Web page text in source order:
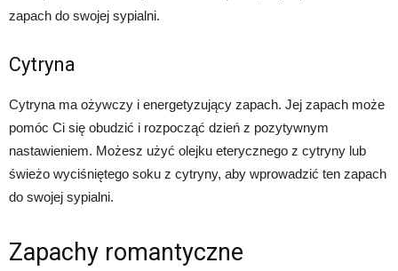
zapach do swojej sypialni.
Cytryna
Cytryna ma ożywczy i energetyzujący zapach. Jej zapach może
pomóc Ci się obudzić i rozpocząć dzień z pozytywnym
nastawieniem. Możesz użyć olejku eterycznego z cytryny lub
świeżo wyciśniętego soku z cytryny, aby wprowadzić ten zapach
do swojej sypialni.
Zapachy romantyczne